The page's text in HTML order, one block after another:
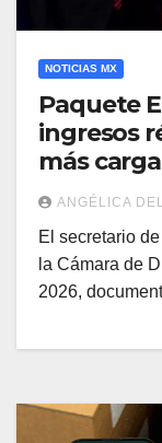
NOTICIAS MX
Paquete
ingresos
más
ANGÉLICA
El secretario
la Cámara de
2026,